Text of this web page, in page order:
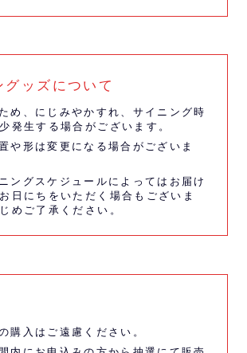
グッズについて
め、にじみやかすれ、サイニング時
発生する場合がございます。
や形は変更になる場合がございま
ングスケジュールによってはお届け
日にちをいただく場合もございま
めご了承ください。
購入はご遠慮ください。